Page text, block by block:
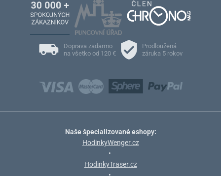
Doprava zadarmo
na všetko od 120 €
Prodloužená
záruka 5 rokov
Naše špecializované eshopy:
HodinkyWenger.cz
•
HodinkyTraser.cz